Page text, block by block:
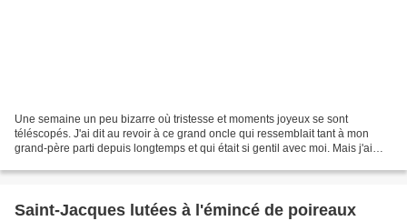
Une semaine un peu bizarre où tristesse et moments joyeux se sont
téléscopés. J'ai dit au revoir à ce grand oncle qui ressemblait tant à mon
grand-père parti depuis longtemps et qui était si gentil avec moi. Mais j'ai
Saint-Jacques lutées à l'émincé de poireaux